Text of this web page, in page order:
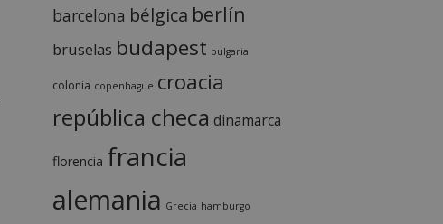
barcelona bélgica berlín
bruselas budapest bulgaria
colonia copenhague croacia
república checa dinamarca
florencia francia
alemania Grecia hamburgo